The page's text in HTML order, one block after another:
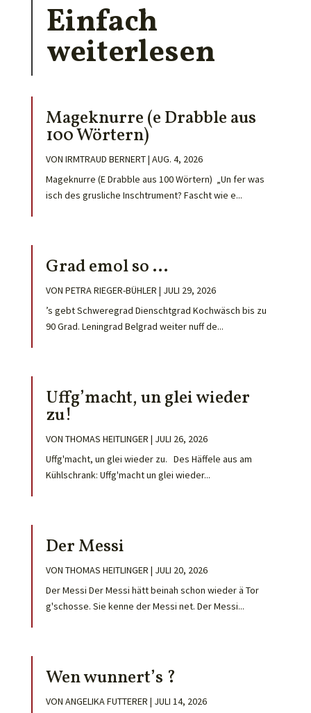
Einfach
weiterlesen
Mageknurre (e Drabble aus
100 Wörtern)
VON IRMTRAUD BERNERT| AUG. 4, 2026
Mageknurre (E Drabble aus 100 Wörtern) „Un fer was
isch des grusliche Inschtrument? Fascht wie e...
Grad emol so …
VON PETRA RIEGER-BÜHLER | JULI 29, 2026
’s gebt Schweregrad Dienschtgrad Kochwäsch bis zu
90 Grad. Leningrad Belgrad weiter nuff de...
Uffg’macht, un glei wieder
zu!
VON THOMAS HEITLINGER | JULI 26, 2026
Uffg'macht, un glei wieder zu. Des Häffele aus am
Kühlschrank: Uffg'macht un glei wieder...
Der Messi
VON THOMAS HEITLINGER | JULI 20, 2026
Der Messi Der Messi hätt beinah schon wieder ä Tor
g'schosse. Sie kenne der Messi net. Der Messi...
Wen wunnert’s ?
VON ANGELIKA FUTTERER | JULI 14, 2026